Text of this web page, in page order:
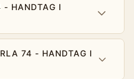
- HANDTAG I
74 - HANDTAG I